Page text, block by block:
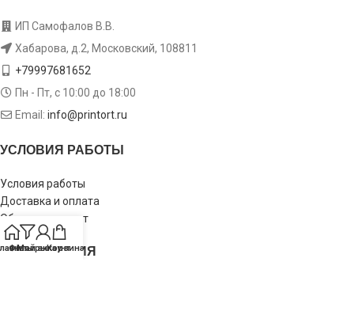
ИП Самофалов В.В.
Хабарова, д.2, Московский, 108811
+79997681652
Пн - Пт, с 10:00 до 18:00
Email: info@printort.ru
УСЛОВИЯ РАБОТЫ
Условия работы
Доставка и оплата
Обмен и возврат
ИНФОРМАЦИЯ
Фильтры
Мой аккаунт
Корзина